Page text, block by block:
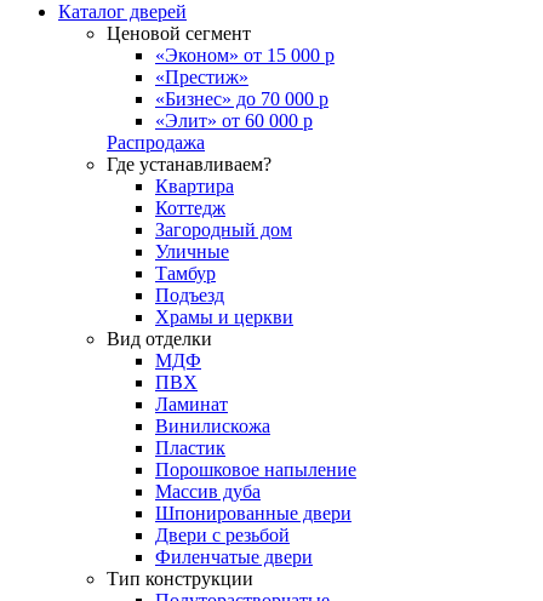
Каталог дверей
Ценовой сегмент
«Эконом» от 15 000 р
«Престиж»
«Бизнес» до 70 000 р
«Элит» от 60 000 р
Распродажа
Где устанавливаем?
Квартира
Коттедж
Загородный дом
Уличные
Тамбур
Подъезд
Храмы и церкви
Вид отделки
МДФ
ПВХ
Ламинат
Винилискожа
Пластик
Порошковое напыление
Массив дуба
Шпонированные двери
Двери с резьбой
Филенчатые двери
Тип конструкции